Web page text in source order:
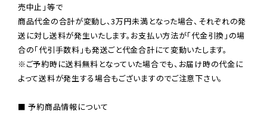
売中止」等で
商品代金の合計が変動し、3万円未満となった場合、それぞれの発
送に対し送料が発生いたします。お支払い方法が「代金引換」の場
※ご予約時に送料無料となっていた場合でも、お届け時の代金に
よって送料が発生する場合もございますのでご注意下さい。
■ 予約商品情報について